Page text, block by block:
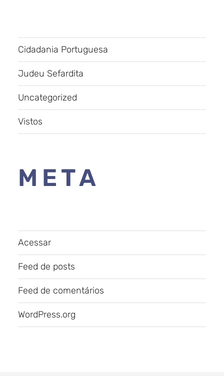
Cidadania Portuguesa
Judeu Sefardita
Uncategorized
Vistos
META
Acessar
Feed de posts
Feed de comentários
WordPress.org